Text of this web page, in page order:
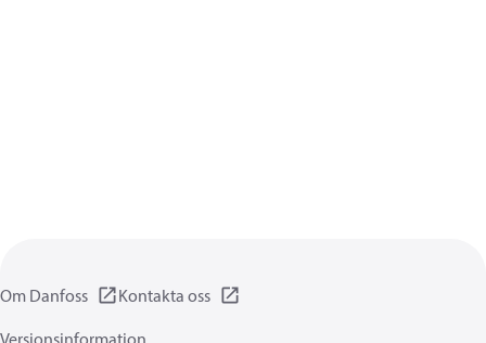
Om Danfoss
Kontakta oss
Versionsinformation